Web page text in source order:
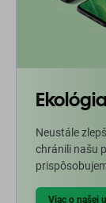
Neustále
chránili našu
Viac o našej